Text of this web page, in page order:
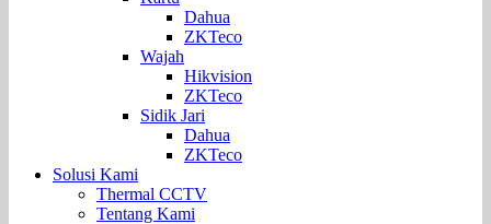
Dahua
ZKTeco
Wajah
Hikvision
ZKTeco
Sidik Jari
Dahua
ZKTeco
Solusi Kami
Thermal CCTV
Tentang Kami